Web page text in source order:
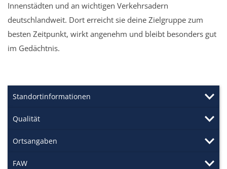
Innenstädten und an wichtigen Verkehrsadern
deutschlandweit. Dort erreicht sie deine Zielgruppe zum
besten Zeitpunkt, wirkt angenehm und bleibt besonders gut
im Gedächtnis.
Standortinformationen
Qualität
Ortsangaben
FAW